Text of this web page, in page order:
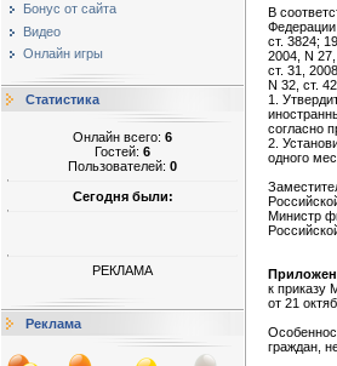
Бонус от сайта
Видео
Онлайн игры
Статистика
Онлайн всего: 6
Гостей: 6
Пользователей: 0
Сегодня были:
РЕКЛАМА
Реклама
В
Федерации
ст. 3824;
2004, N 27,
ст. 31,
N 32, ст.
1.
согласно
2.
одного
Министр
к приказу
от 21
граждан,